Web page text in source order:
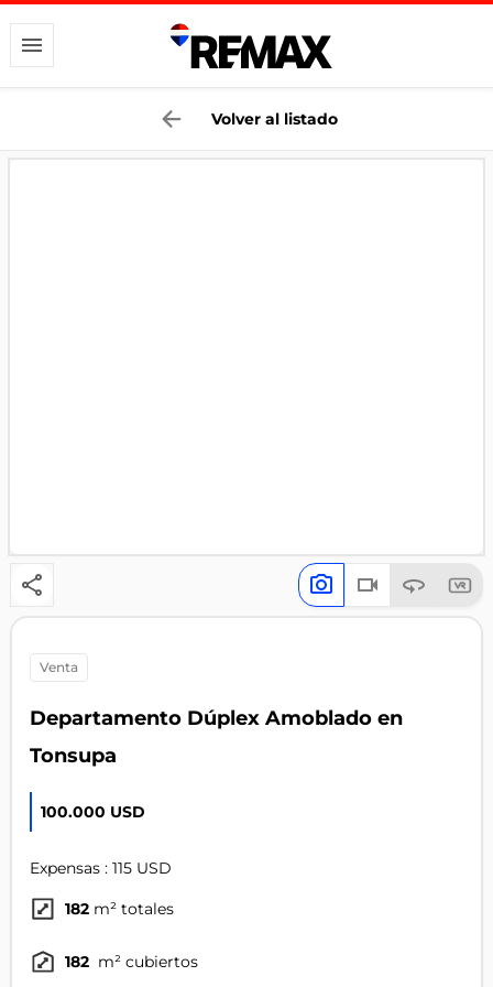
Volver al listado
venta
Departamento Dúplex Amoblado en
Tonsupa
100.000 USD
Expensas : 115 USD
182 m² totales
182 m² cubiertos